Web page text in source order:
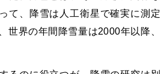
て、降雪は人工衛星で確実に測定
世界の年間降雪量は2000年以降、